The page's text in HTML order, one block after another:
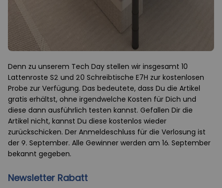
Denn zu unserem Tech Day stellen wir insgesamt 10
Lattenroste S2 und 20 Schreibtische E7H zur kostenlosen
Probe zur Verfügung. Das bedeutete, dass Du die Artikel
gratis erhältst, ohne irgendwelche Kosten für Dich und
diese dann ausführlich testen kannst. Gefallen Dir die
Artikel nicht, kannst Du diese kostenlos wieder
zurückschicken. Der Anmeldeschluss für die Verlosung ist
der 9. September. Alle Gewinner werden am 16. September
bekannt gegeben.
Newsletter Rabatt